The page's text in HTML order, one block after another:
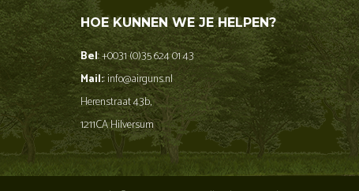
HOE KUNNEN WE JE HELPEN?
Bel: +0031 (0)35 624 01 43
Mail:: info@airguns.nl
Herenstraat 43b,
1211CA Hilversum